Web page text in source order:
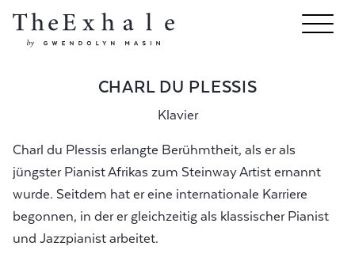
CHARL DU PLESSIS
Klavier
Charl du Plessis erlangte Berühmtheit, als er als
jüngster Pianist Afrikas zum Steinway Artist ernannt
wurde. Seitdem hat er eine internationale Karriere
begonnen, in der er gleichzeitig als klassischer Pianist
und Jazzpianist arbeitet.